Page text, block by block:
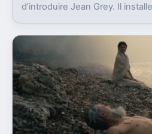
d’introduire Jean Grey. Il
Weapon X.